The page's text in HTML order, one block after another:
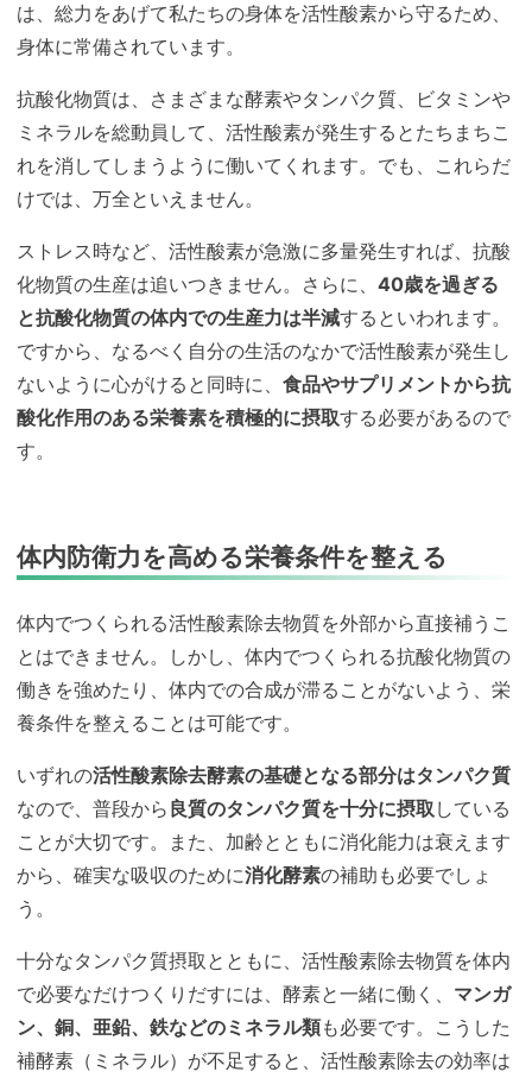
は、総力をあげて私たちの身体を活性酸素から守るため、
身体に常備されています。
抗酸化物質は、さまざまな酵素やタンパク質、ビタミンや
ミネラルを総動員して、活性酸素が発生するとたちまちこ
れを消してしまうように働いてくれます。でも、これらだ
けでは、万全といえません。
ストレス時など、活性酸素が急激に多量発生すれば、抗酸
化物質の生産は追いつきません。さらに、 40歳を過ぎる
と抗酸化物質の体内での生産力は半減するといわれます。
ですから、なるべく自分の生活のなかで活性酸素が発生し
ないように心がけると同時に、 食品やサプリメントから抗
酸化作用のある栄養素を積極的に摂取する必要があるので
す。
体内防衛力を高める栄養条件を整える
体内でつくられる活性酸素除去物質を外部から直接補うこ
とはできません。しかし、体内でつくられる抗酸化物質の
働きを強めたり、体内での合成が滞ることがないよう、栄
養条件を整えることは可能です。
いずれの活性酸素除去酵素の基礎となる部分はタンパク質
なので、普段から 良質のタンパク質を十分に摂取 している
ことが大切です。また、加齢とともに消化能力は衰えます
から、確実な吸収のために消化酵素の補助も必要でしょ
う。
十分なタンパク質摂取とともに、活性酸素除去物質を体内
で必要なだけつくりだすには、酵素と一緒に働く、 マンガ
ン、銅、亜鉛、鉄などのミネラル類も必要です。こうした
補酵素（ミネラル）が不足すると、活性酸素除去の効率は